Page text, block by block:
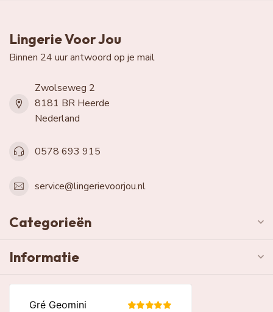
Lingerie Voor Jou
Binnen 24 uur antwoord op je mail
Zwolseweg 2
8181 BR Heerde
Nederland
0578 693 915
service@lingerievoorjou.nl
Categorieën
Informatie